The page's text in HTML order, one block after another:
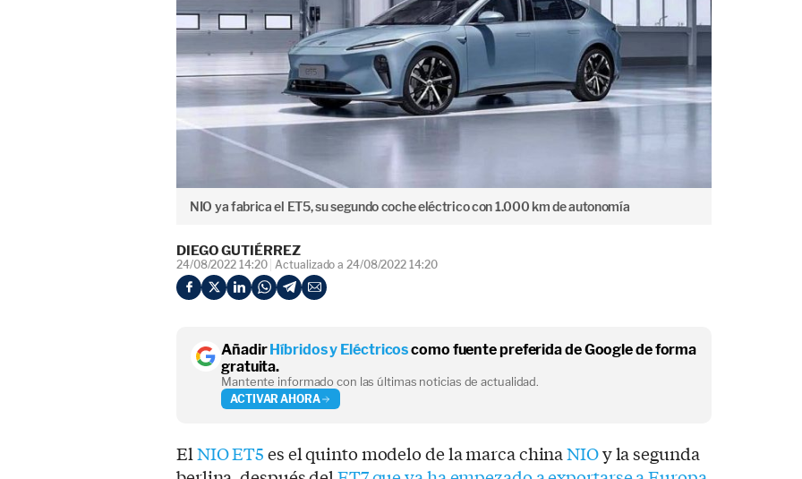
NIO ya fabrica el ET5, su segundo coche eléctrico con 1.000 km de autonomía
DIEGO GUTIÉRREZ
24/08/2022 14:20 Actualizado a 24/08/2022 14:20
AñadirHíbridos y Eléctricoscomo fuente preferida de Google de forma
gratuita.
Mantente informado con las últimas noticias de actualidad.
ACTIVAR AHORA
ElNIO ET5es el quinto modelo de la marca chinaNIOy la segunda